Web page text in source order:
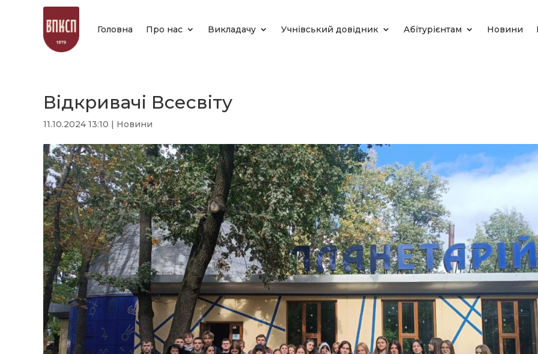
Головна Про нас Викладачу Учнівський довідник Абітурієнтам Новини
Відкривачі Всесвіту
11.10.2024 13:10 | Новини